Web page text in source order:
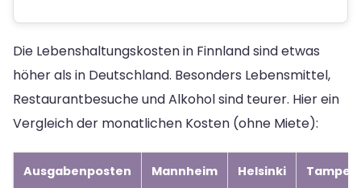
Die Lebenshaltungskosten in Finnland sind etwas
höher als in Deutschland. Besonders Lebensmittel,
Restaurantbesuche und Alkohol sind teurer. Hier ein
Vergleich der monatlichen Kosten (ohne Miete):
Ausgabenposten Mannheim Helsinki